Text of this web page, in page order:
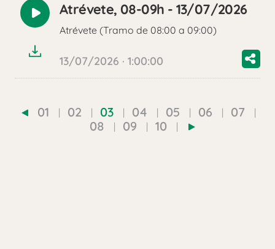
Reproducir
audio
Atrévete, 08-09h - 13/07/2026
Atrévete (Tramo de 08:00 a 09:00)
13/07/2026 · 1:00:00
01 02 03 04 05 06
07
08
09 10